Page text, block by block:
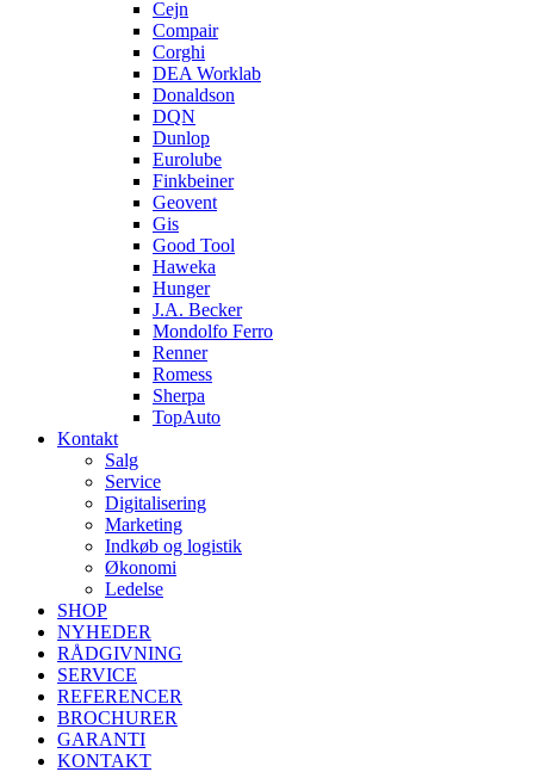
Cejn
Compair
Corghi
DEA Worklab
Donaldson
DQN
Dunlop
Eurolube
Finkbeiner
Geovent
Gis
Good Tool
Haweka
Hunger
J.A. Becker
Mondolfo Ferro
Renner
Romess
Sherpa
TopAuto
Kontakt
Salg
Service
Digitalisering
Marketing
Indkøb og logistik
Økonomi
Ledelse
SHOP
NYHEDER
RÅDGIVNING
SERVICE
REFERENCER
BROCHURER
GARANTI
KONTAKT